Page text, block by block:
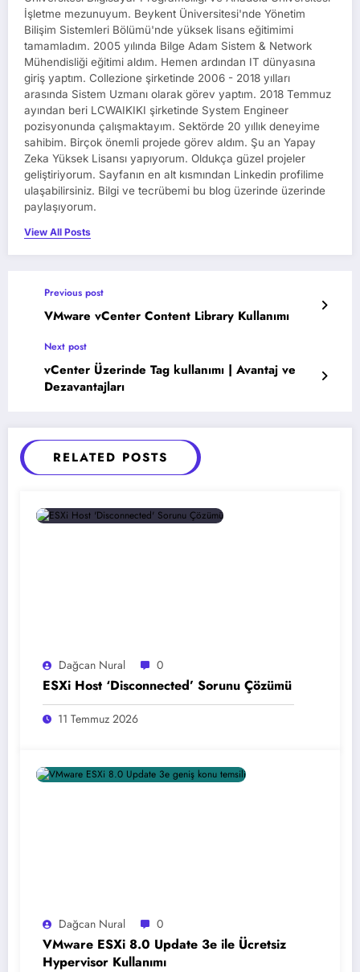
İşletme mezunuyum. Beykent Üniversitesi'nde Yönetim
Bilişim Sistemleri Bölümü'nde yüksek lisans eğitimimi
tamamladım. 2005 yılında Bilge Adam Sistem & Network
Mühendisliği eğitimi aldım. Hemen ardından IT dünyasına
giriş yaptım. Collezione şirketinde 2006 - 2018 yılları
arasında Sistem Uzmanı olarak görev yaptım. 2018 Temmuz
ayından beri LCWAIKIKI şirketinde System Engineer
pozisyonunda çalışmaktayım. Sektörde 20 yıllık deneyime
sahibim. Birçok önemli projede görev aldım. Şu an Yapay
Zeka Yüksek Lisansı yapıyorum. Oldukça güzel projeler
geliştiriyorum. Sayfanın en alt kısmından Linkedin profilime
ulaşabilirsiniz. Bilgi ve tecrübemi bu blog üzerinde üzerinde
paylaşıyorum.
View All Posts
Previous post
VMware vCenter Content Library Kullanımı
Next post
vCenter Üzerinde Tag kullanımı | Avantaj ve
Dezavantajları
RELATED POSTS
Dağcan Nural 0
ESXi Host ‘Disconnected’ Sorunu Çözümü
11 Temmuz 2026
Dağcan Nural 0
VMware ESXi 8.0 Update 3e ile Ücretsiz
Hypervisor Kullanımı